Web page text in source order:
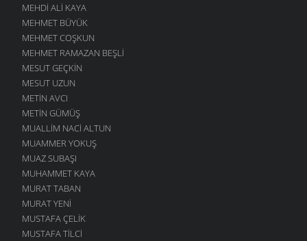
MEHDI ALI KAYA
MEHMET BÜYÜK
MEHMET COŞKUN
MEHMET RAMAZAN BEŞLI
MESUT GEÇKIN
MESUT UZUN
METIN AVCI
METIN GÜMÜŞ
MUALLIM NACI ALTUN
MUAMMER YOKUŞ
MUAZ SUBAŞI
MUHAMMET KAYA
MURAT TABAN
MURAT YENI
MUSTAFA ÇELIK
MUSTAFA TILCI